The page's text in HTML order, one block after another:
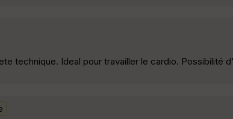
technique. Ideal pour travailler le cardio. Possibilité